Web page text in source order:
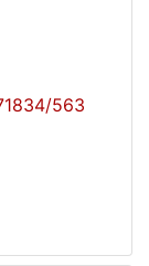
563